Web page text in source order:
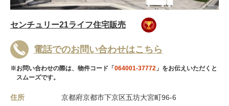
センチュリー21ライフ住宅販売
電話でのお問い合わせはこちら
※お問い合わせの際は、物件コード「 064001-37772 」をお伝えいただくと
スムーズです。
住所
京都府京都市下京区五坊大宮町96-6